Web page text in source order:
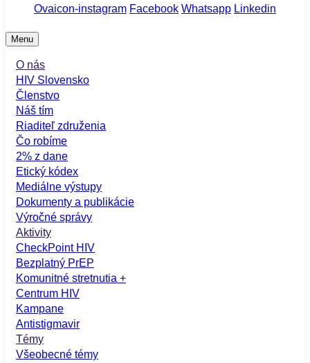
Ovaicon-instagram Facebook Whatsapp Linkedin
Menu
O nás
HIV Slovensko
Členstvo
Náš tím
Riaditeľ združenia
Čo robíme
2% z dane
Etický kódex
Mediálne výstupy
Dokumenty a publikácie
Výročné správy
Aktivity
CheckPoint HIV
Bezplatný PrEP
Komunitné stretnutia +
Centrum HIV
Kampane
Antistigmavir
Témy
Všeobecné témy